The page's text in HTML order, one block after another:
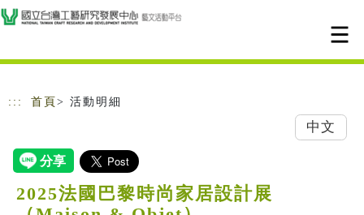
跳到主要內容
網站導覽
::: 首頁 > 活動明細
中文
2025法國巴黎時尚家居設計展